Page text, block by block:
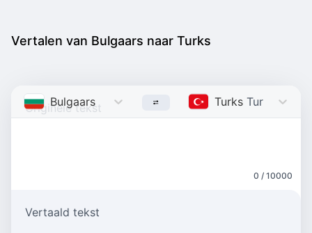
Vertalen van Bulgaars naar Turks
Bulgaars Bulgarian Turks Turkish
0 / 10000
Vertaald tekst